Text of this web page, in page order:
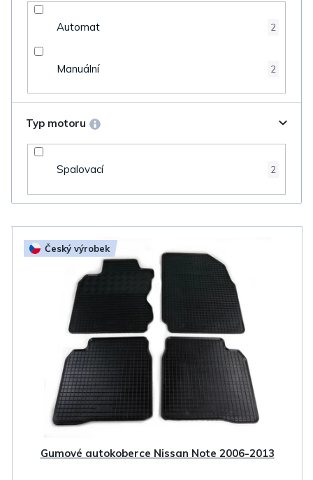
Automat 2
Manuální 2
Typ motoru
Spalovací 2
Český výrobek
Gumové autokoberce Nissan Note 2006-2013